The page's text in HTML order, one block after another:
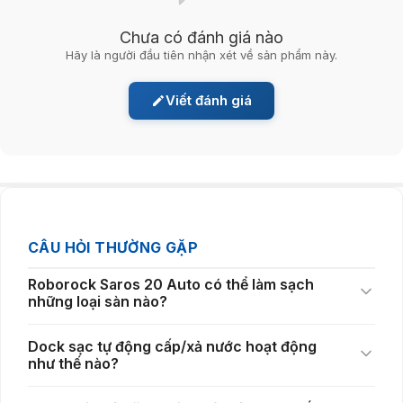
Hệ thống chống rối kép tối ưu cho nhà có thú cưng
Chưa có đánh giá nào
Hãy là người đầu tiên nhận xét về sản phẩm này.
Viết đánh giá
CÂU HỎI THƯỜNG GẶP
Roborock Saros 20 Auto có thể làm sạch
những loại sàn nào?
Dock sạc tự động cấp/xả nước hoạt động
như thế nào?